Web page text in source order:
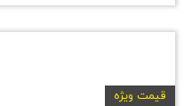
قیمت ویژه